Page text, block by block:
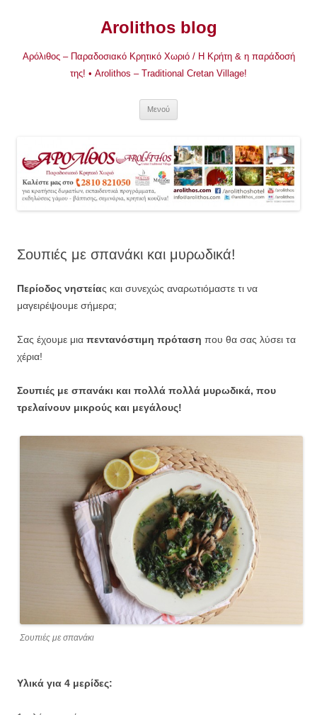
Arolithos blog
Αρόλιθος – Παραδοσιακό Κρητικό Χωριό / Η Κρήτη & η παράδοσή
της! • Arolithos – Traditional Cretan Village!
Μενού
Σουπιές με σπανάκι και μυρωδικά!
Περίοδος νηστείας και συνεχώς αναρωτιόμαστε τι να
μαγειρέψουμε σήμερα;
Σας έχουμε μια πεντανόστιμη πρόταση που θα σας λύσει τα
χέρια!
Σουπιές με σπανάκι και πολλά πολλά μυρωδικά, που
τρελαίνουν μικρούς και μεγάλους!
Σουπιές με σπανάκι
Υλικά για 4 μερίδες: